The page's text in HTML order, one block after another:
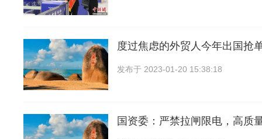
度过焦虑的外贸人今年出国抢
发布于 2023-01-20 15:38:18
国资委：严禁拉闸限电，高质